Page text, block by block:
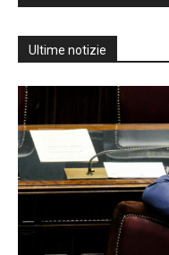
Ultime notizie